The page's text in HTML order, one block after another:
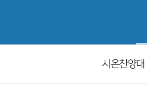
시온찬양대